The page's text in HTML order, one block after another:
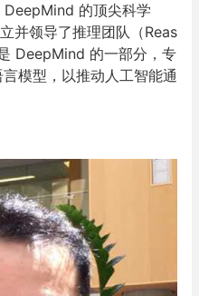
的顶尖科学
并领导了推理团队（Reas
DeepMind 的一部分，专
模型，以推动人工智能通